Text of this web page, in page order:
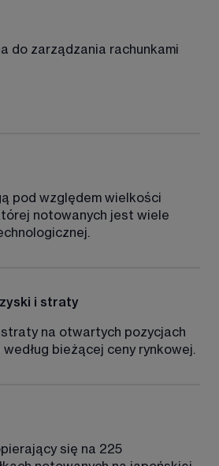
do zarządzania rachunkami
pod względem wielkości
notowanych jest wiele
i straty
straty na otwartych pozycjach
bieżącej ceny rynkowej.
się na 225